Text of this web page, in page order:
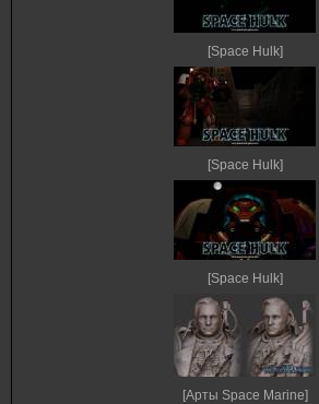
[Space Hulk]
[Space Hulk]
[Space Hulk]
[Арты Space Marine]